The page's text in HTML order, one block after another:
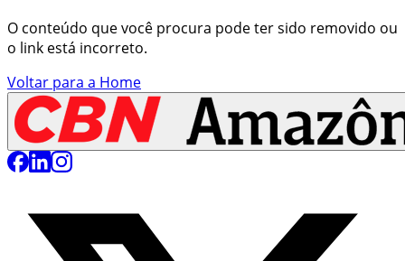
O conteúdo que você procura pode ter sido removido ou
o link está incorreto.
Voltar para a Home